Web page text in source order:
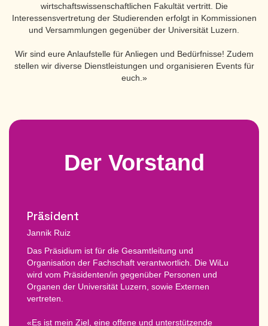
wirtschaftswissenschaftlichen Fakultät vertritt. Die
Interessensvertretung der Studierenden erfolgt in Kommissionen
und Versammlungen gegenüber der Universität Luzern.
Wir sind eure Anlaufstelle für Anliegen und Bedürfnisse! Zudem
stellen wir diverse Dienstleistungen und organisieren Events für
euch.»
Der Vorstand
Präsident
Jannik Ruiz
Das Präsidium ist für die Gesamtleitung und
Organisation der Fachschaft verantwortlich. Die WiLu
wird vom Präsidenten/in gegenüber Personen und
Organen der Universität Luzern, sowie Externen
vertreten.
«Es ist mein Ziel, eine offene und unterstützende